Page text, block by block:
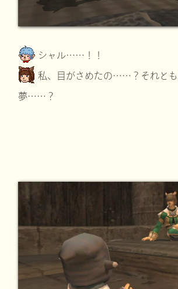
シャル……！！
私、目がさめたの……？それとも
夢……？